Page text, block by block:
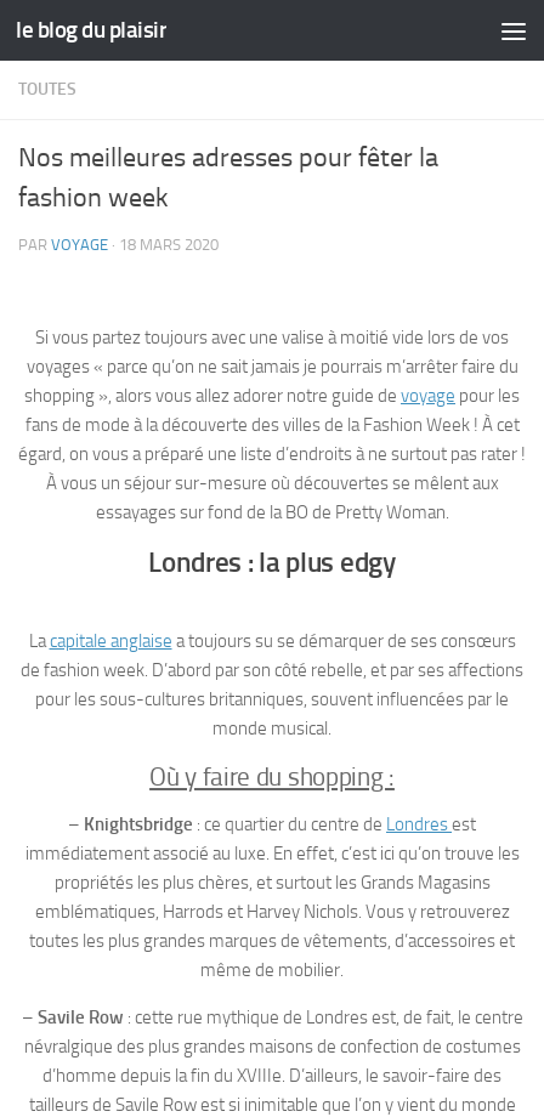
Skip to content
le blog du plaisir
TOUTES
Nos meilleures adresses pour fêter la
fashion week
PAR VOYAGE · 18 MARS 2020
Si vous partez toujours avec une valise à moitié vide lors de vos
voyages « parce qu’on ne sait jamais je pourrais m’arrêter faire du
shopping », alors vous allez adorer notre guide de voyage pour les
fans de mode à la découverte des villes de la Fashion Week ! À cet
égard, on vous a préparé une liste d’endroits à ne surtout pas rater !
À vous un séjour sur-mesure où découvertes se mêlent aux
essayages sur fond de la BO de Pretty Woman.
Londres : la plus edgy
Lacapitale anglaise a toujours su se démarquer de ses consœurs
de fashion week. D’abord par son côté rebelle, et par ses affections
pour les sous-cultures britanniques, souvent influencées par le
monde musical.
Où y faire du shopping :
– Knightsbridge : ce quartier du centre de Londresest
immédiatement associé au luxe. En effet, c’est ici qu’on trouve les
propriétés les plus chères, et surtout les Grands Magasins
emblématiques, Harrods et Harvey Nichols. Vous y retrouverez
toutes les plus grandes marques de vêtements, d’accessoires et
même de mobilier.
– Savile Row : cette rue mythique de Londres est, de fait, le centre
névralgique des plus grandes maisons de confection de costumes
d’homme depuis la fin du XVIIIe. D’ailleurs, le savoir-faire des
tailleurs de Savile Row est si inimitable que l’on y vient du monde